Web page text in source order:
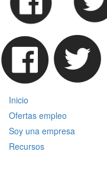
Inicio
Ofertas empleo
Soy una empresa
Recursos